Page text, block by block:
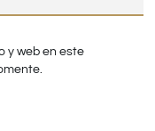
y web en este